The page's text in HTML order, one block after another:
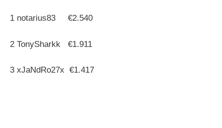
1 notarius83 €2.540
2 TonySharkk €1.911
3 xJaNdRo27x €1.417